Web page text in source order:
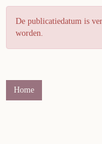
De publicatiedatum is
worden.
Home